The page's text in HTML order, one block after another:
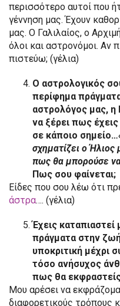
περισσότερο αυτοί που
γέννηση μας. Έχουν
μας. Ο Γαλιλαίος, ο
όλοι και αστρονόμοι. Αν
πιστεύω; (γέλια)
Ο αστρολογικός
περίφημα
αστρολόγος μας,
να ξέρει πως
σε κάποιο σημείο…
σχηματίζει ο
πως θα μπορούσε
Πως σου φαίνεται;
Είδες που σου λέω ότι
άστρα…. (γέλια)
Έχεις
πράγματα στην
υποκριτική μέχρι
τόσο ανήσυχος
πως θα
Μου αρέσει να
διαφορετικούς τρόπους